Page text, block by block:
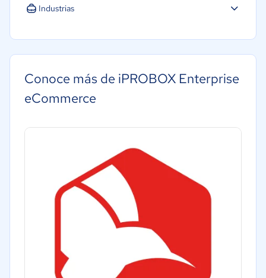
Industrias
Telecomunicaciones
Manufactura
Conoce más de iPROBOX Enterprise
eCommerce